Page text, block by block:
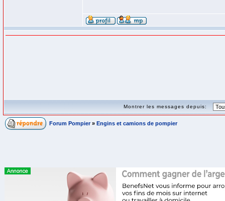
Montrer les messages depuis:
Forum Pompier » Engins et camions de pompier